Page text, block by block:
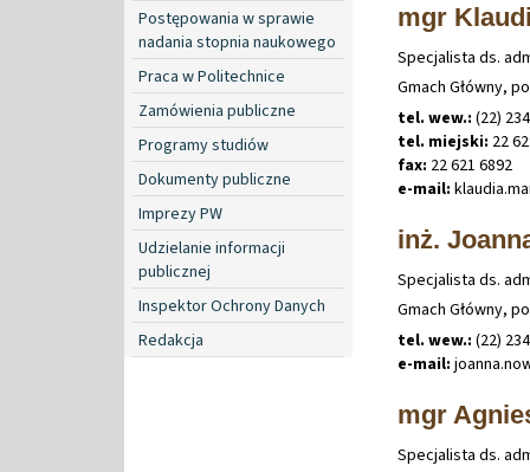
Postępowania w sprawie
nadania stopnia naukowego
Praca w Politechnice
Zamówienia publiczne
Programy studiów
Dokumenty publiczne
Imprezy PW
Udzielanie informacji
publicznej
Inspektor Ochrony Danych
Redakcja
mgr
Specjalista ds.
Gmach Główny,
tel. wew.: (22)
tel. miejski: 22
fax: 22 621 6892
e-mail: klaudia.
inż.
Specjalista ds.
Gmach Główny,
tel. wew.: (22)
e-mail: joanna.
mgr
Specjalista ds.